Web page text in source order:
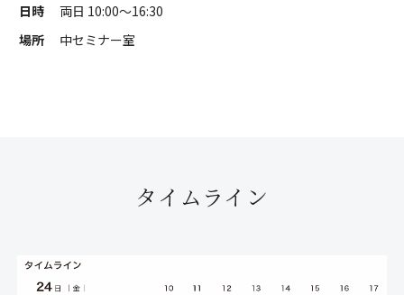
日時
両日 10:00〜16:30
場所
中セミナー室
タイムライン